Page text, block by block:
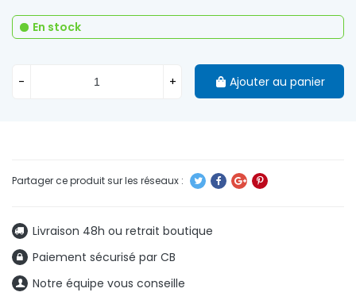
Livraison 48h ou retrait boutique
Paiement sécurisé par CB
Notre équipe vous conseille
En stock
- + Ajouter au panier